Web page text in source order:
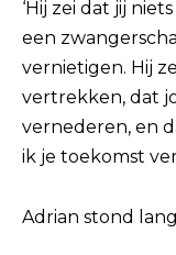
‘Hij zei dat jij
een
vernietigen. Hij
vertrekken, dat
vernederen, en
ik je toekomst
Adrian stond